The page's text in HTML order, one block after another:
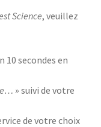
Science, veuillez
10 secondes en
» suivi de votre
de votre choix